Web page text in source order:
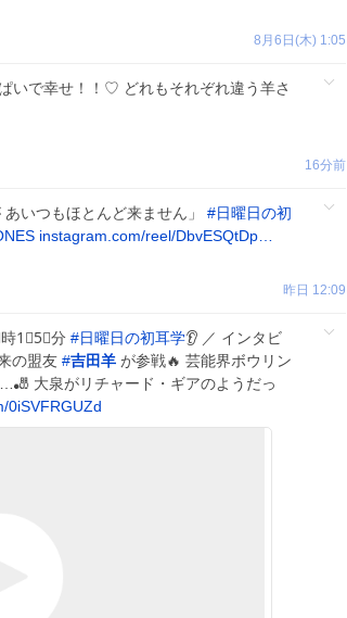
8月6日(木) 1:05
いで幸せ！！♡ どれもそれぞれ違う羊さ
16分前
いつもほとんど来ません」 #日曜日の初
instagram.com/reel/DbvESQtDp…
昨日 12:09
1⃣5⃣分 #日曜日の初耳学👂 ／ インタビ
の盟友 #吉田羊 が参戦🔥 芸能界ボウリン
大泉がリチャード・ギアのようだっ
0iSVFRGUZd